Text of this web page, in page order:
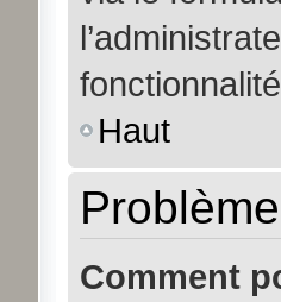
Haut
Comment